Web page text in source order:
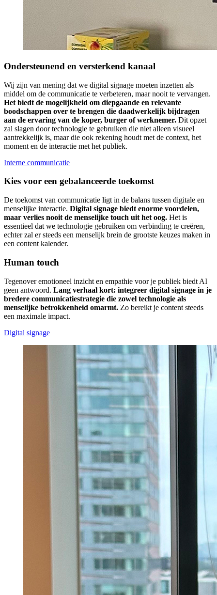
Ondersteunend en versterkend kanaal
Wij zijn van mening dat we digital signage moeten inzetten als
middel om de communicatie te verbeteren, maar nooit te vervangen.
Het biedt de mogelijkheid om diepgaande en relevante
boodschappen over te brengen die daadwerkelijk bijdragen
aan de ervaring van de koper, burger of werknemer. Dit opzet
zal slagen door technologie te gebruiken die niet alleen visueel
aantrekkelijk is, maar die ook rekening houdt met de context, het
moment en de interactie met het publiek.
Interne communicatie
Kies voor een gebalanceerde toekomst
De toekomst van communicatie ligt in de balans tussen digitale en
menselijke interactie. Digital signage biedt enorme voordelen,
maar verlies nooit de menselijke touch uit het oog. Het is
essentieel dat we technologie gebruiken om verbinding te creëren,
echter zal er steeds een menselijk brein de grootste keuzes maken in
een content kalender.
Human touch
Tegenover emotioneel inzicht en empathie voor je publiek biedt AI
geen antwoord. Lang verhaal kort: integreer digital signage in je
bredere communicatiestrategie die zowel technologie als
menselijke betrokkenheid omarmt. Zo bereikt je content steeds
een maximale impact.
Digital signage